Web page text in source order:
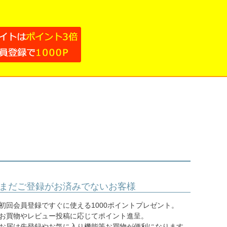
だご登録がお済みでないお客様
回会員登録ですぐに使える1000ポイントプレゼント。
買物やレビュー投稿に応じてポイント進呈。